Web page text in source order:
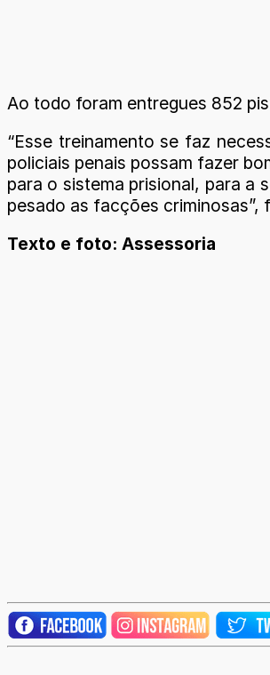
Ao todo foram entregues 852
“Esse treinamento se faz
policiais penais possam fazer
para o sistema prisional, para a
pesado as facções criminosas”,
Texto e foto: Assessoria